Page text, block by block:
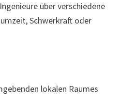
über verschiedene
Schwerkraft oder
lokalen Raumes